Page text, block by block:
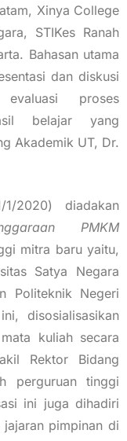
Xinya College
STIKes Ranah
Bahasan utama
dan diskusi
proses
belajar yang
Akademik UT, Dr.
2020) diadakan
PMKM
mitra baru yaitu,
Satya Negara
Politeknik Negeri
disosialisasikan
kuliah secara
Rektor Bidang
perguruan tinggi
ini juga dihadiri
pimpinan di